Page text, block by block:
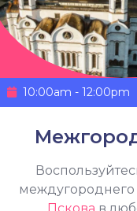
10:00am - 12:00pm
междугороднего
Пскова в